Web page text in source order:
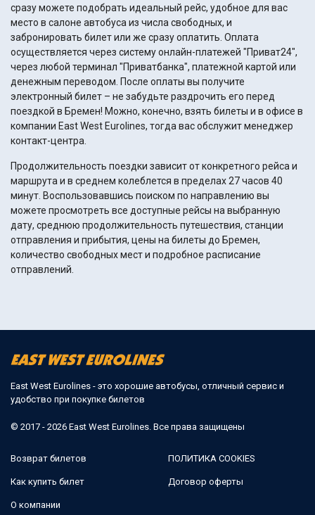
сразу можете подобрать идеальный рейс, удобное для вас
место в салоне автобуса из числа свободных, и
забронировать билет или же сразу оплатить. Оплата
осуществляется через систему онлайн-платежей "Приват24",
через любой терминал "Приватбанка", платежной картой или
денежным переводом. После оплаты вы получите
электронный билет – не забудьте раздрочить его перед
поездкой в Бремен! Можно, конечно, взять билеты и в офисе в
компании East West Eurolines, тогда вас обслужит менеджер
контакт-центра.
Продолжительность поездки зависит от конкретного рейса и
маршрута и в среднем колеблется в пределах 27 часов 40
минут. Воспользовавшись поиском по направлению вы
можете просмотреть все доступные рейсы на выбранную
дату, среднюю продолжительность путешествия, станции
отправления и прибытия, цены на билеты до Бремен,
количество свободных мест и подробное расписание
отправлений.
East West Eurolines - это хорошие автобусы, отличный сервис и
удобство при покупке билетов
© 2017 - 2026 East West Eurolines. Все права защищены
Возврат билетов
Как купить билет
О компании
ПОЛИТИКА COOKIES
Договор оферты